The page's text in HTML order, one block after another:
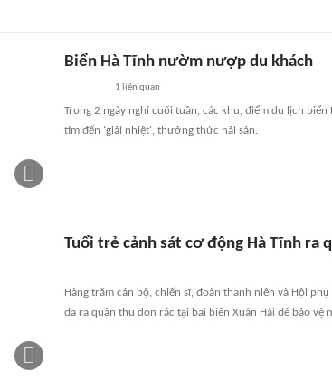
Biển Hà Tĩnh nườm nượp du khách
1 liên quan
Trong 2 ngày nghỉ cuối tuần, các khu, điểm du lịch
tìm đến 'giải nhiệt', thưởng thức hải sản.
Tuổi trẻ cảnh sát cơ động Hà Tĩnh ra
Hàng trăm cán bộ, chiến sĩ, đoàn thanh niên và Hội
đã ra quân thu dọn rác tại bãi biển Xuân Hải để bảo